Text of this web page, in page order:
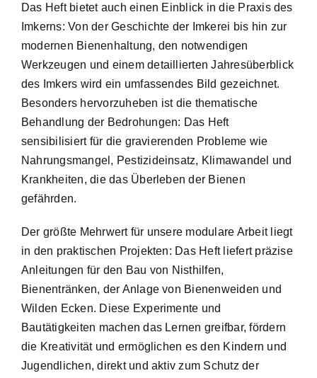
Das Heft bietet auch einen Einblick in die Praxis des
Imkerns: Von der Geschichte der Imkerei bis hin zur
modernen Bienenhaltung, den notwendigen
Werkzeugen und einem detaillierten Jahresüberblick
des Imkers wird ein umfassendes Bild gezeichnet.
Besonders hervorzuheben ist die thematische
Behandlung der Bedrohungen: Das Heft
sensibilisiert für die gravierenden Probleme wie
Nahrungsmangel, Pestizideinsatz, Klimawandel und
Krankheiten, die das Überleben der Bienen
gefährden.
Der größte Mehrwert für unsere modulare Arbeit liegt
in den praktischen Projekten: Das Heft liefert präzise
Anleitungen für den Bau von Nisthilfen,
Bienentränken, der Anlage von Bienenweiden und
Wilden Ecken. Diese Experimente und
Bautätigkeiten machen das Lernen greifbar, fördern
die Kreativität und ermöglichen es den Kindern und
Jugendlichen, direkt und aktiv zum Schutz der